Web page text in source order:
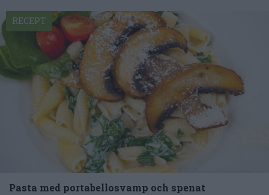
Pasta med portabellosvamp och spenat
RECEPT